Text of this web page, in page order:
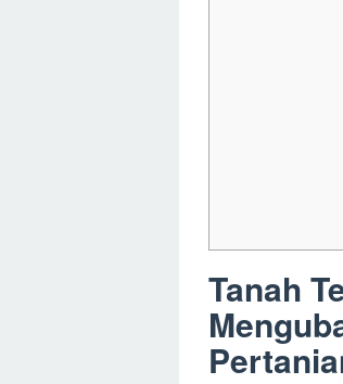
Tanah